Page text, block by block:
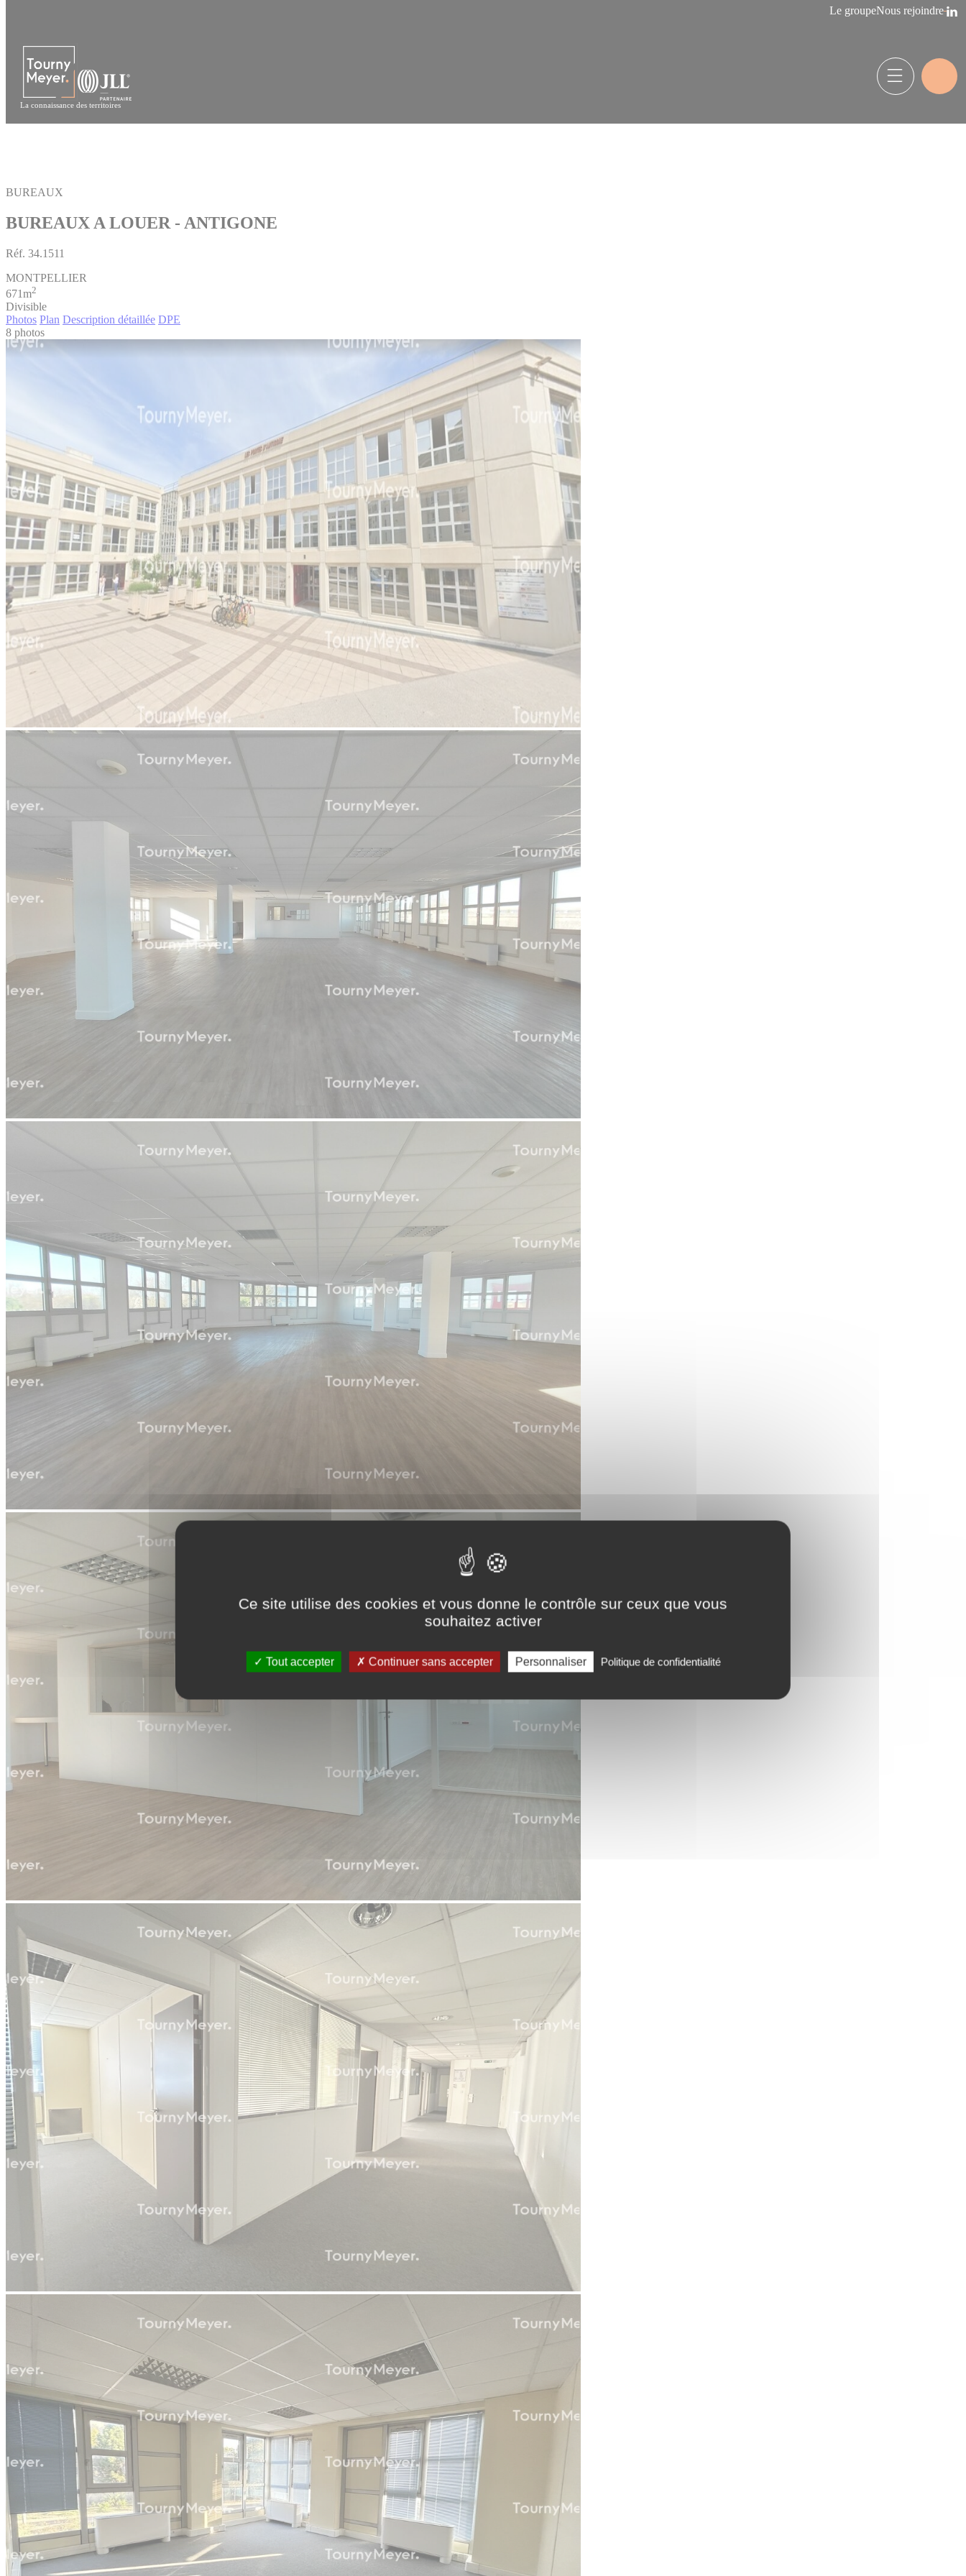
Ce site utilise des cookies et vous donne le contrôle sur ceux que vous
souhaitez activer
Tout accepter Continuer sans accepter Personnaliser Politique de confidentialité
Le groupeNous rejoindre
La connaissance des territoires
BUREAUX
BUREAUX A LOUER - ANTIGONE
Réf. 34.1511
MONTPELLIER
671m2
Divisible
Photos Plan Description détaillée DPE
8 photos